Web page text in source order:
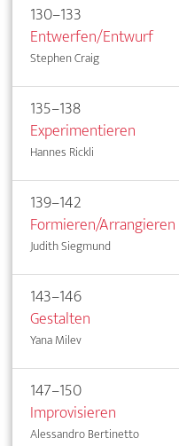
130–133
Entwerfen/Entwurf
Stephen Craig
135–138
Experimentieren
Hannes Rickli
139–142
Formieren/Arrangieren
Judith Siegmund
143–146
Gestalten
Yana Milev
147–150
Improvisieren
Alessandro Bertinetto